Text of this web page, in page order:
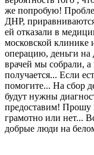
же попробую!
ДНР,
ей отказали в
московской клинике
операцию, деньги на
врачей мы собрали,
получается... Если
помогите... На сбор
будут нужны
предоставим! Прошу
грамотно или нет...
добрые люди на